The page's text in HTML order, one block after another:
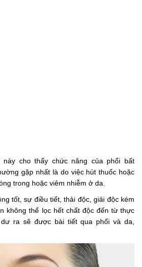
cho thấy chức năng của phổi bất
gặp nhất là do việc hút thuốc hoặc
trong hoặc viêm nhiễm ở da.
tốt, sự điều tiết, thải độc, giải độc kém
không thể lọc hết chất độc đến từ thực
ra sẽ được bài tiết qua phổi và da,